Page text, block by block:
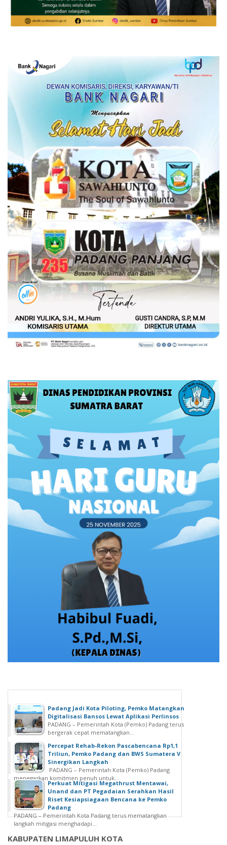
Padang Jadi Kota Piloting, Pemko Matangkan
Digitalisasi Bansos Lewat Aplikasi Perlinsos
PADANG – Pemerintah Kota (Pemko) Padang terus
bergerak cepat mematangkan...
Percepat Rehab-Rekon Pascabencana Rp1,1
Triliun, Pemko Padang dan BWS Sumatera V
Sinergikan Langkah
PADANG – Pemerintah Kota (Pemko) Padang
menegaskan komitmen penuh untuk...
Perkuat Mitigasi Megathrust Mentawai,
Unand dan PT Pegadaian Serahkan Hasil
Riset Kesiapsiagaan Bencana ke Pemko
Padang
PADANG – Pemerintah Kota Padang terus mematangkan
langkah mitigasi menghadapi...
KABUPATEN LIMAPULUH KOTA